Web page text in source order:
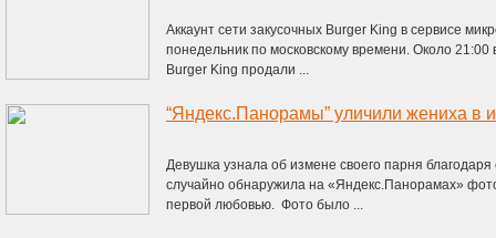
Аккаунт сети закусочных Burger King в сервисе
понедельник по московскому времени. Около
Burger King продали ...
“Яндекс.Панорамы” уличили жениха в
Девушка узнала об измене своего парня
случайно обнаружила на «Яндекс.Панорамах»
первой любовью. Фото было ...